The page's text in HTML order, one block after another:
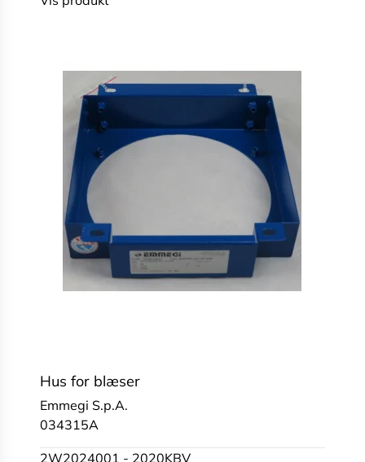
Hus for blæser
Emmegi S.p.A.
034315A
2W2024001 - 2020KBV